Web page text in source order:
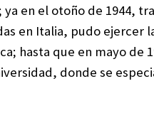
en el otoño de 1944,
en Italia, pudo ejercer
hasta que en mayo de
donde se